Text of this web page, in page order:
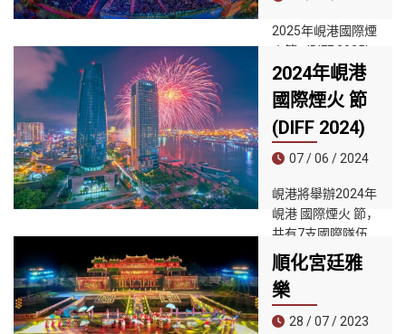
2025年峴港國際煙
火節（DIFF 2025）
將於2025年5月31
日至7月12日舉
行，主題為「峴港
－新時代」
（Danang - The
Era）。
2024年峴港
國際煙火 節
(DIFF 2024)
07 / 06 / 2024
峴港將舉辦2024年
峴港 國際煙火 節，
共有7支國際隊伍
參賽，其中包括3
支新隊伍首次亮
相。
順化宮廷雅
樂
28 / 07 / 2023